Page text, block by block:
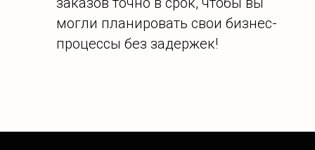
могли планировать свои бизнес-
процессы без задержек!